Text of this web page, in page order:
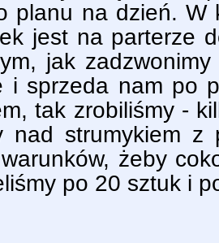
planu na dzień. W
jest na parterze
jak
i sprzeda nam po
tak zrobiliśmy -
nad strumykiem
żeby
po 20 sztuk i